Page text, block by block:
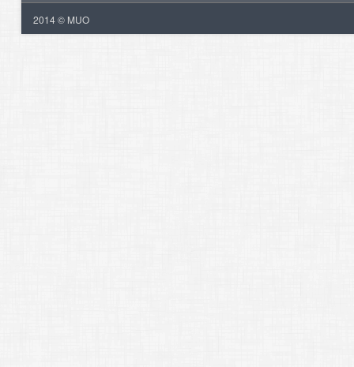
2014 © MUO